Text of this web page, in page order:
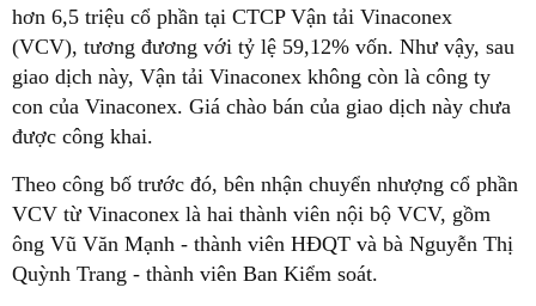
hơn 6,5 triệu cổ phần tại CTCP Vận tải Vinaconex
(VCV), tương đương với tỷ lệ 59,12% vốn. Như vậy, sau
giao dịch này, Vận tải Vinaconex không còn là công ty
con của Vinaconex. Giá chào bán của giao dịch này chưa
được công khai.
Theo công bố trước đó, bên nhận chuyển nhượng cổ phần
VCV từ Vinaconex là hai thành viên nội bộ VCV, gồm
ông Vũ Văn Mạnh - thành viên HĐQT và bà Nguyễn Thị
Quỳnh Trang - thành viên Ban Kiểm soát.